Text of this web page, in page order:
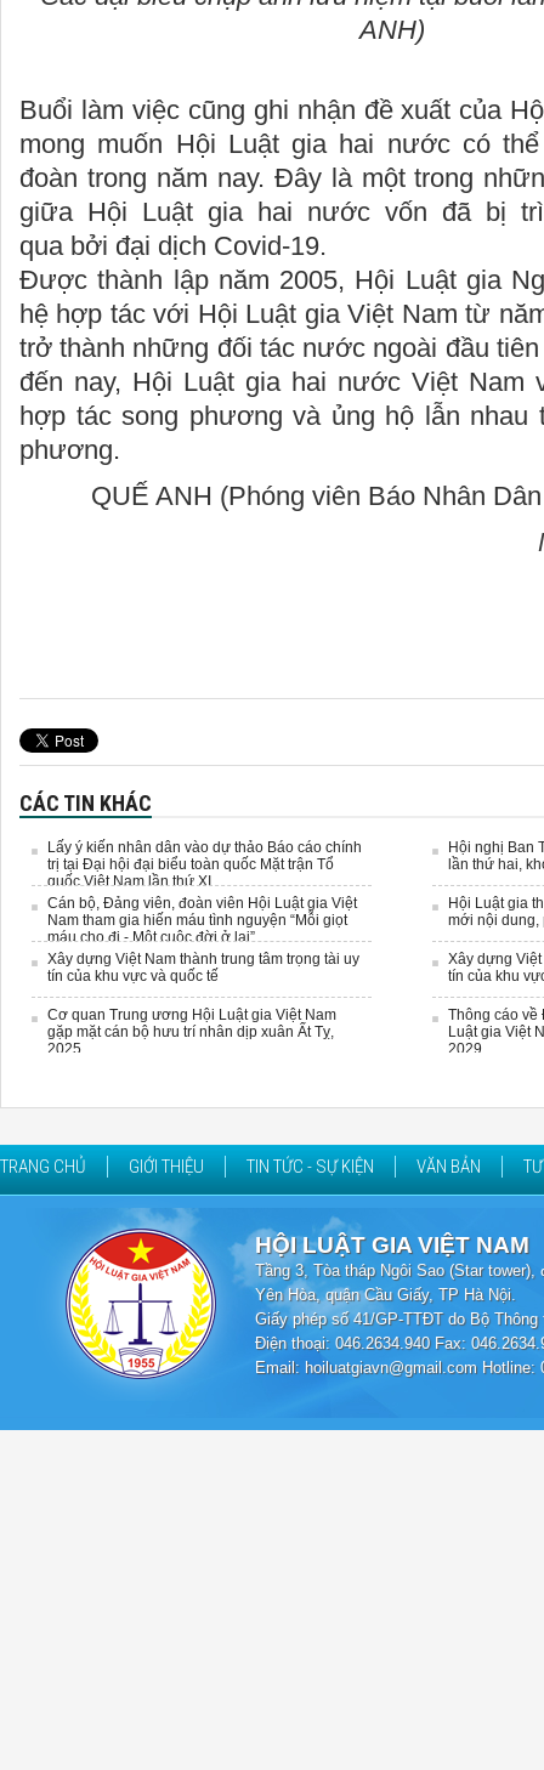
ANH)
Buổi làm việc cũng ghi nhận đề xuất của
mong muốn Hội Luật gia hai nước có
đoàn trong năm nay. Đây là một trong
giữa Hội Luật gia hai nước vốn đã bị
qua bởi đại dịch Covid-19.
Được thành lập năm 2005, Hội Luật gia
hệ hợp tác với Hội Luật gia Việt Nam từ
trở thành những đối tác nước ngoài đầu
đến nay, Hội Luật gia hai nước Việt Nam
hợp tác song phương và ủng hộ lẫn nhau
phương.
QUẾ ANH (Phóng viên Báo Nhân
CÁC TIN KHÁC
Lấy ý kiến nhân dân vào dự thảo Báo cáo chính
trị tại Đại hội đại biểu toàn quốc Mặt trận Tổ
quốc Việt Nam lần thứ XI
Cán bộ, Đảng viên, đoàn viên Hội Luật gia Việt
Nam tham gia hiến máu tình nguyện “Mỗi giọt
máu cho đi - Một cuộc đời ở lại”
Xây dựng Việt Nam thành trung tâm trọng tài uy
tín của khu vực và quốc tế
Cơ quan Trung ương Hội Luật gia Việt Nam
gặp mặt cán bộ hưu trí nhân dịp xuân Ất Tỵ,
2025
Hội nghị Ban
lần thứ hai,
Hội Luật gia
mới nội dung,
Xây dựng
tín của khu
Thông cáo
Luật gia Việt
2029
TRANG CHỦ GIỚI THIỆU TIN TỨC - SỰ KIỆN VĂN BẢN
HỘI LUẬT GIA VIỆT NAM
Tầng 3, Tòa tháp Ngôi Sao (Star
Yên Hòa, quận Cầu Giấy, TP Hà Nội.
Giấy phép số 41/GP-TTĐT do Bộ
Điện thoại: 046.2634.940 Fax:
Email: hoiluatgiavn@gmail.com Hotline: